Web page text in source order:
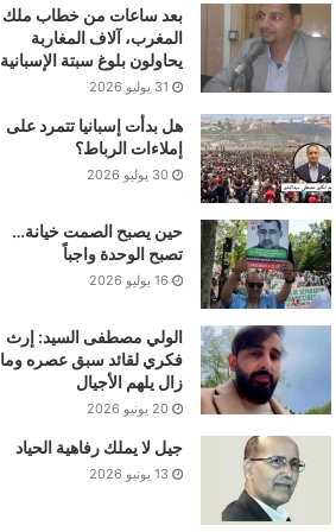
بعد ساعات من خطاب ملك
المغرب، آلاف المغاربة
يحاولون بلوغ سبتة الإسبانية
31 يوليو 2026
هل بدأت إسبانيا تتمرد على
إملاءات الرباط؟
30 يوليو 2026
حين يصبح الصمت خيانة…
تصبح الوحدة واجباً
16 يوليو 2026
الولي مصطفى السيد: إرث
فكري لقائد سبق عصره وما
زال يلهم الأجيال
20 يونيو 2026
جيل لا يملك رفاهية الحياد
13 يونيو 2026